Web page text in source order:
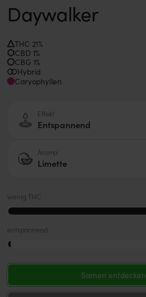
Daywalker
THC 21%
CBD 1%
CBG 1%
Hybrid
Caryophyllen
Effekt
Entspannend
Aroma
Limette
wenig THC
entspannend
Samen entdecken